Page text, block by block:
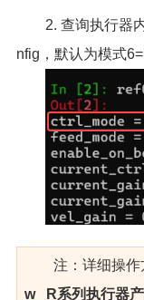
2. 查询执行器
nfig，默认为模式
注：详细操作
w R系列执行器产